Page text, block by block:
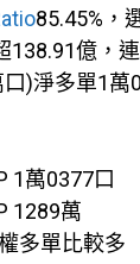
85.45%，
138.91億，
)淨多單1
1萬0377口
1289萬
多單比較多